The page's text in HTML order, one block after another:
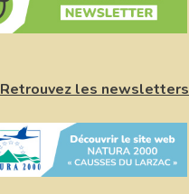
Retrouvez les newsletters